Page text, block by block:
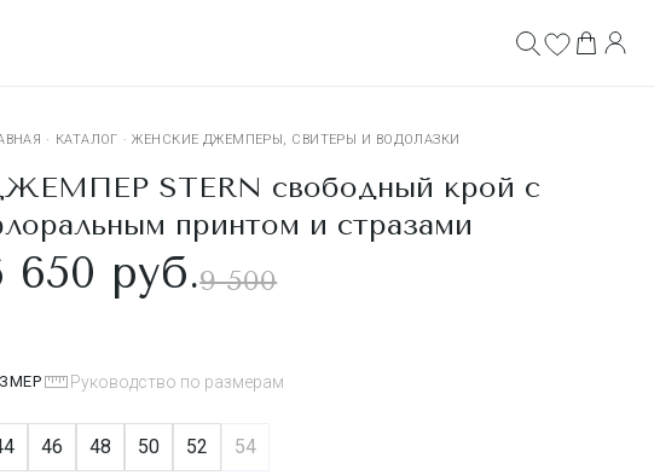
· КАТАЛОГ · ЖЕНСКИЕ ДЖЕМПЕРЫ, СВИТЕРЫ И ВОДОЛАЗКИ
STERN свободный крой с
принтом и стразами
650 руб.9 500
Руководство по размерам
46 48 50 52 54